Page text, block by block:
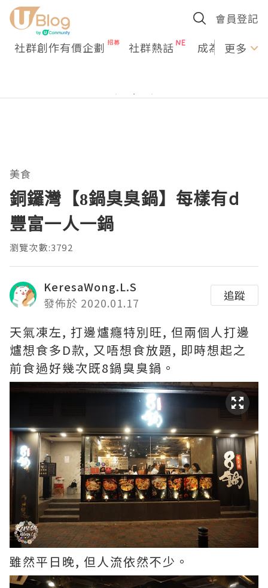
會員登記
社群創作有價企劃 社群熱話 成為U更多
美食
銅鑼灣【8鍋臭臭鍋】每樣有d
豐富一人一鍋
瀏覽次數:3792
KeresaWong.L.S
發佈於 2020.01.17
追蹤
天氣凍左, 打邊爐癮特別旺, 但兩個人打邊
爐想食多D款, 又唔想食放題, 即時想起之
前食過好幾次既8鍋臭臭鍋。
雖然平日晚, 但人流依然不少。